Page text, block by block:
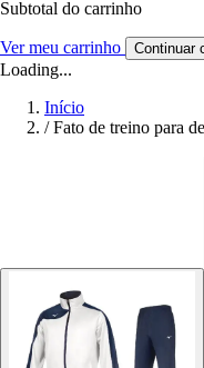
Subtotal do carrinho
Ver meu carrinho Continuar
Loading...
Início
/ Fato de treino para